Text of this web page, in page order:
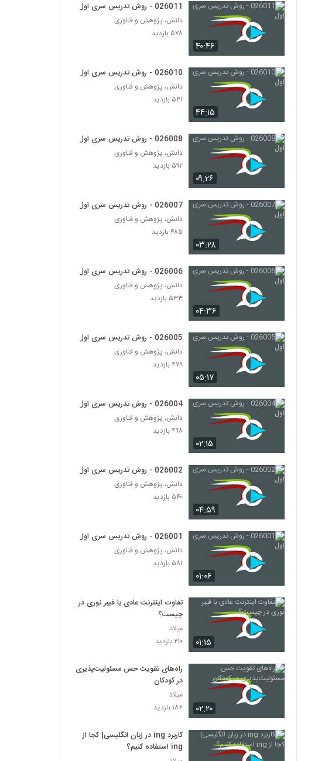
026013 - ارائه موثر (1)
026014 - ارائه موثر (2)
۳۷۵ بازدید
026015 - ارائه موثر (3)
۴۶۰ بازدید
026017 - ارائه موثر (5)
۵۱۶ بازدید
۴۱۳ بازدید
026019 - ارائه موثر (7)
۴۲۹ بازدید
026020 - ارائه موثر (8)
026021 - ارائه موثر (9)
۴۷۹ بازدید
026022 - ارائه موثر (10)
۴۶۸ بازدید
026023 - ارائه موثر (11)
۴۶۷ بازدید
026024 - ارائه موثر (12)
۵۳۲ بازدید
026025 - ارائه موثر (13)
۳۷۹ بازدید
026026 - Developing the 4 C's through
PBL
۳۲۳ بازدید
026027 - Teaching Methods for
Inspiring the Students of the Future
۲۸۳ بازدید
026028 - Andragogy: 1.The Adult
Learner
۴۰:۴۶
026011 - روش تدریس سری اول
دانش، پژوهش و فناوری
۵۷۸ بازدید
۴۴:۱۵
026010 - روش تدریس سری اول
دانش، پژوهش و فناوری
۵۴۱ بازدید
۰۹:۲۶
026008 - روش تدریس سری اول
دانش، پژوهش و فناوری
۵۹۲ بازدید
۰۳:۲۸
026007 - روش تدریس سری اول
دانش، پژوهش و فناوری
۴۸۵ بازدید
۰۴:۳۶
026006 - روش تدریس سری اول
دانش، پژوهش و فناوری
۵۳۳ بازدید
۰۵:۱۷
026005 - روش تدریس سری اول
دانش، پژوهش و فناوری
۴۷۹ بازدید
۰۲:۱۵
026004 - روش تدریس سری اول
دانش، پژوهش و فناوری
۴۹۸ بازدید
۰۴:۵۹
026002 - روش تدریس سری اول
دانش، پژوهش و فناوری
۵۴۰ بازدید
۰۱:۰۶
026001 - روش تدریس سری اول
دانش، پژوهش و فناوری
۵۸۱ بازدید
۰۱:۱۵
تفاوت اینترنت عادی با فیبر نوری در
چیست؟
میلاد
۲۱۰ بازدید
۰۲:۲۰
راه‌های تقویت حس مسئولیت‌پذیری
در کودکان
میلاد
۱۸۶ بازدید
کاربرد ing در زبان انگلیسی| کجا از
ing استفاده کنیم؟